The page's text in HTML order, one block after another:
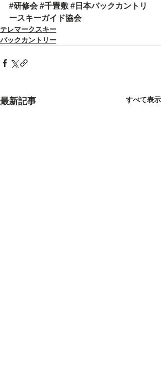
#研修会 #千畳敷 #日本バックカントリ
ースキーガイド協会
テレマークスキー
バックカントリー
最新記事 すべて表示